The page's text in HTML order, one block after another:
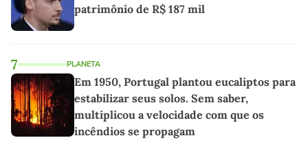
patrimônio de R$ 187 mil
7 PLANETA
Em 1950, Portugal plantou eucaliptos para
estabilizar seus solos. Sem saber,
multiplicou a velocidade com que os
incêndios se propagam